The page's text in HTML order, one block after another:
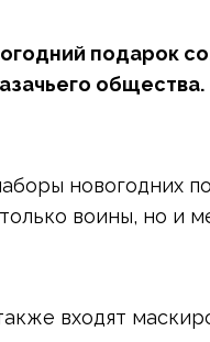
подарок
общества.
новогодних
воины, но и
входят